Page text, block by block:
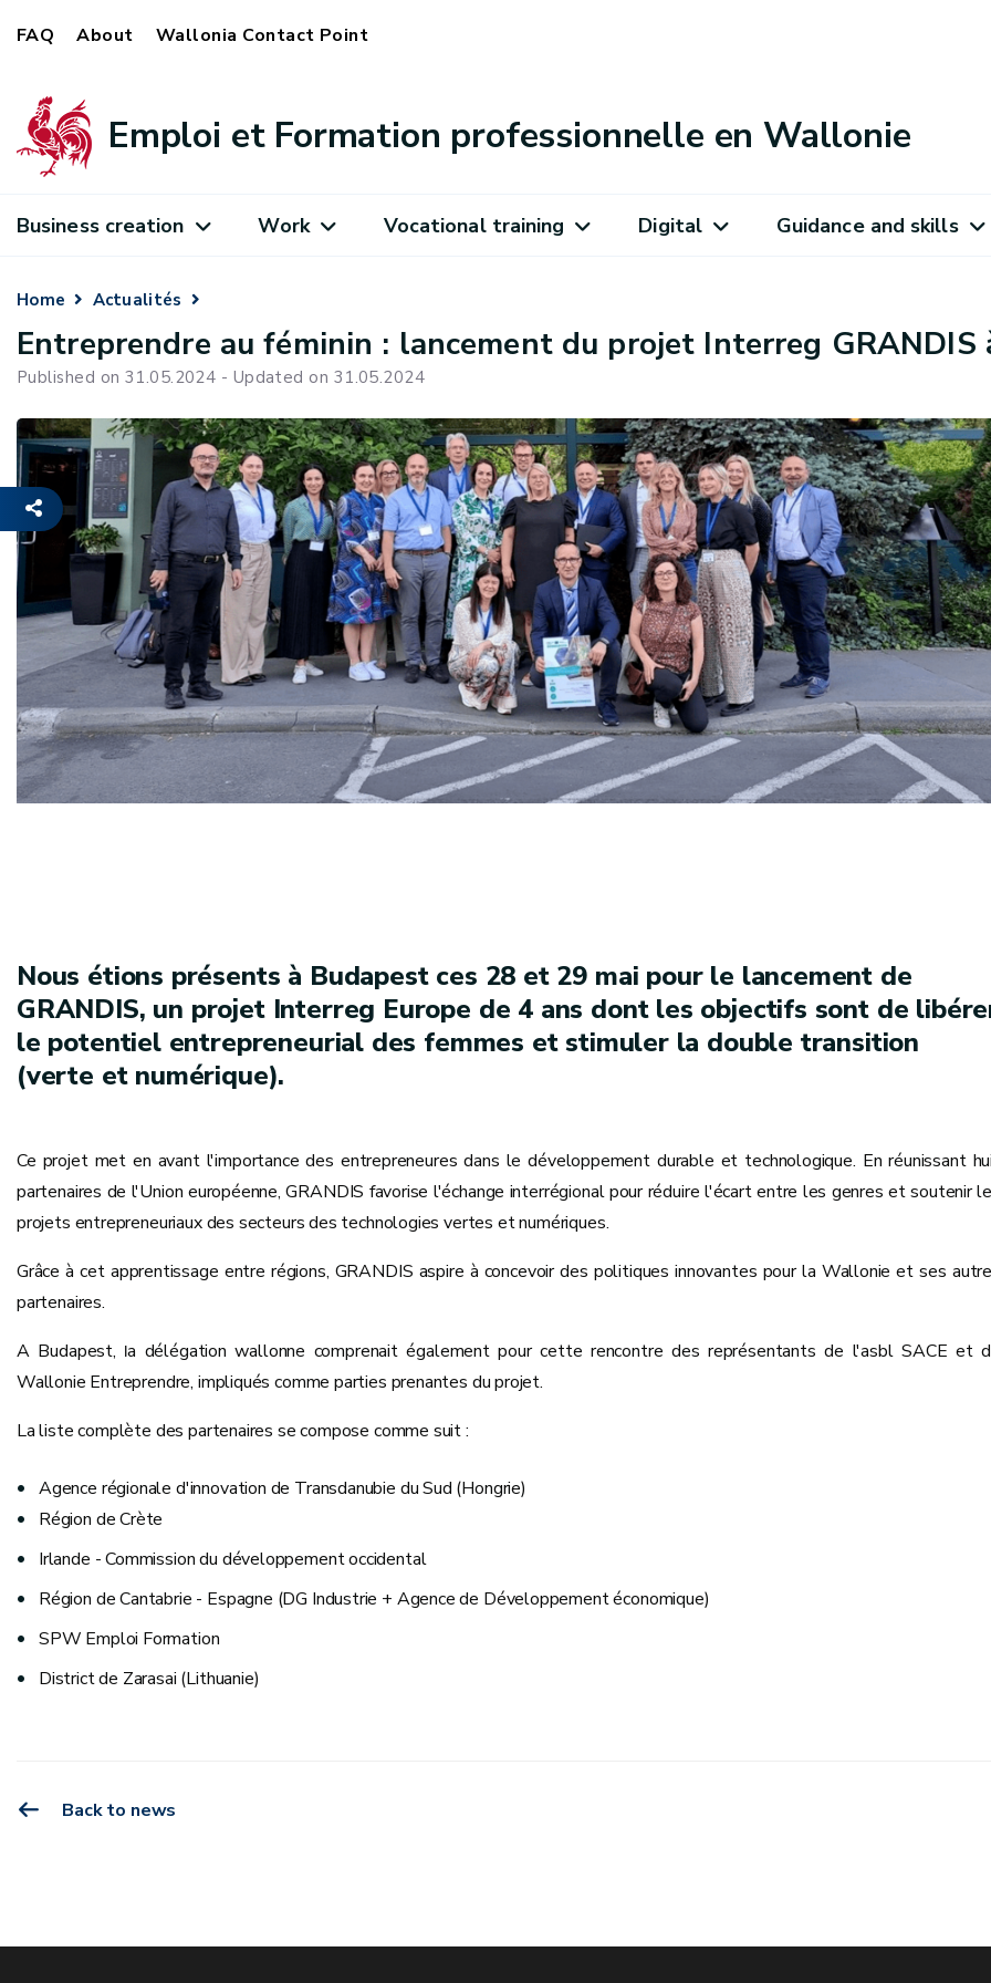
FAQ About Wallonia Contact Point
Emploi et Formation professionnelle en Wallonie
Business creation Work Vocational training Digital Guidance and skills
Home Actualités
Entreprendre au féminin : lancement du projet Interreg GRANDIS
Published on 31.05.2024 - Updated on 31.05.2024
Nous étions présents à Budapest ces 28 et 29 mai pour le lancement de
GRANDIS, un projet Interreg Europe de 4 ans dont les objectifs sont de
le potentiel entrepreneurial des femmes et stimuler la double transition
(verte et numérique).
Ce projet met en avant l'importance des entrepreneures dans le développement durable et technologique. En réunissant
partenaires de l'Union européenne, GRANDIS favorise l'échange interrégional pour réduire l'écart entre les genres et soutenir
projets entrepreneuriaux des secteurs des technologies vertes et numériques.
Grâce à cet apprentissage entre régions, GRANDIS aspire à concevoir des politiques innovantes pour la Wallonie et ses
partenaires.
A Budapest, la délégation wallonne comprenait également pour cette rencontre des représentants de l'asbl SACE et
Wallonie Entreprendre, impliqués comme parties prenantes du projet.
La liste complète des partenaires se compose comme suit :
Agence régionale d'innovation de Transdanubie du Sud (Hongrie)
Région de Crète
Irlande - Commission du développement occidental
Région de Cantabrie - Espagne (DG Industrie + Agence de Développement économique)
SPW Emploi Formation
District de Zarasai (Lithuanie)
Back to news